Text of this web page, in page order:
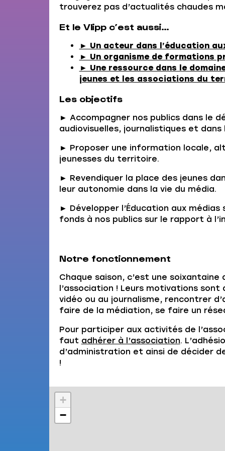
trouverez pas d’actualités chaudes
Et le Vlipp c’est aussi…
► Un acteur dans l’éducation
► Un organisme de formations
► Une ressource dans le
jeunes et les associations du
Les objectifs
► Accompagner nos publics dans le
audiovisuelles, journalistiques et
► Proposer une information locale,
jeunesses du territoire.
► Revendiquer la place des jeunes
leur autonomie dans la vie du média.
► Développer l’Éducation aux
fonds à nos publics sur le rapport à
Notre fonctionnement
Chaque saison, c’est une
l’association ! Leurs motivations
vidéo ou au journalisme, rencontrer
faire de la médiation, se faire un
Pour participer aux activités de
faut adhérer à l’association.
d’administration et ainsi de décider
!
+
−